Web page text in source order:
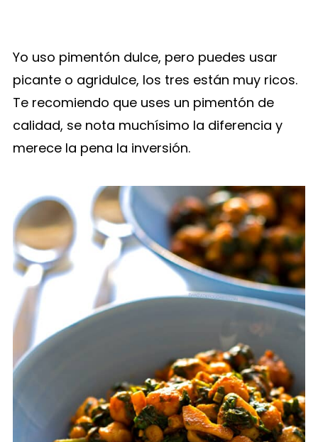
Yo uso pimentón dulce, pero puedes usar
picante o agridulce, los tres están muy ricos.
Te recomiendo que uses un pimentón de
calidad, se nota muchísimo la diferencia y
merece la pena la inversión.